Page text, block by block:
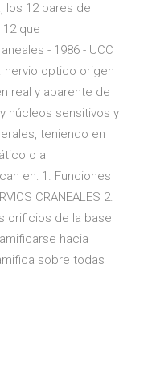
los 12 pares de
que
- 1986 - UCC
nervio optico origen
real y aparente de
núcleos sensitivos y
teniendo en
o al
en: 1. Funciones
CRANEALES 2.
orificios de la base
hacia
sobre todas